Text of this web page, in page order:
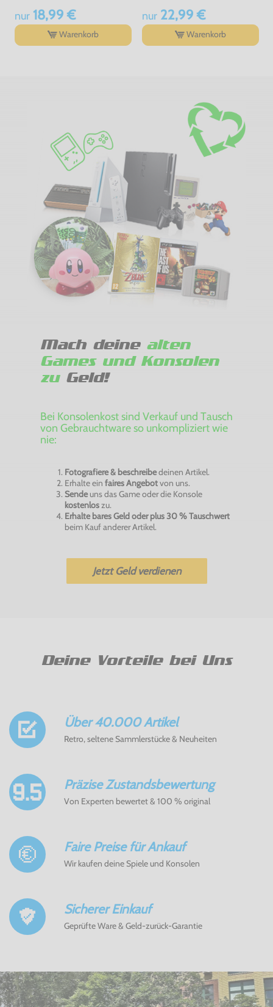
nur18,99 €
Warenkorb
nur22,99 €
Warenkorb
Mach deine alten
Games und Konsolen
zuGeld!
Bei Konsolenkost sind Verkauf und Tausch
von Gebrauchtware so unkompliziert wie
nie:
Fotografiere & beschreibedeinen Artikel.
Erhalte ein faires Angebotvon uns.
Sendeuns das Game oder die Konsole
kostenloszu.
Erhalte bares Geld oder plus 30 % Tauschwert
beim Kauf anderer Artikel.
Jetzt Geld verdienen
Deine Vorteile bei Uns
Über 40.000 Artikel
Retro, seltene Sammlerstücke & Neuheiten
Präzise Zustandsbewertung
Von Experten bewertet & 100 % original
Faire Preise für Ankauf
Wir kaufen deine Spiele und Konsolen
Sicherer Einkauf
Geprüfte Ware & Geld-zurück-Garantie